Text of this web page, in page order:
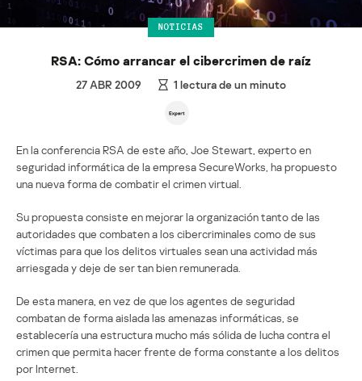
NOTICIAS
RSA: Cómo arrancar el cibercrimen de raíz
27 ABR 2009 1 lectura de un minuto
En la conferencia RSA de este año, Joe Stewart, experto en
seguridad informática de la empresa SecureWorks, ha propuesto
una nueva forma de combatir el crimen virtual.
Su propuesta consiste en mejorar la organización tanto de las
autoridades que combaten a los cibercriminales como de sus
víctimas para que los delitos virtuales sean una actividad más
arriesgada y deje de ser tan bien remunerada.
De esta manera, en vez de que los agentes de seguridad
combatan de forma aislada las amenazas informáticas, se
establecería una estructura mucho más sólida de lucha contra el
crimen que permita hacer frente de forma constante a los delitos
por Internet.